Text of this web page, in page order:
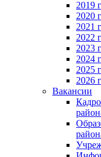
2019
2020
2021
2022
2023
2024
2025
2026
Вакансии